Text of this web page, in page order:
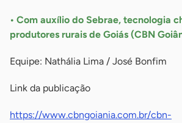
• Com auxílio do Sebrae, tecnologia
produtores rurais de Goiás (CBN
Equipe: Nathália Lima / José Bonfim
Link da publicação
https://www.cbngoiania.com.br/cbn-